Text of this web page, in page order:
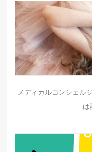
メディカルコンシェル
は